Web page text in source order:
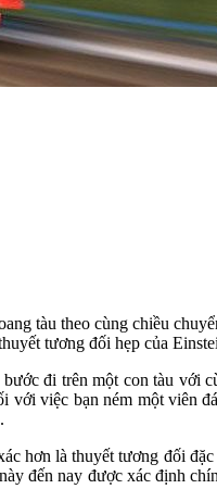
tàu theo cùng chiều
tương đối hẹp của
đi trên một con tàu với
việc bạn ném một viên
hơn là thuyết tương đối
đến nay được xác định